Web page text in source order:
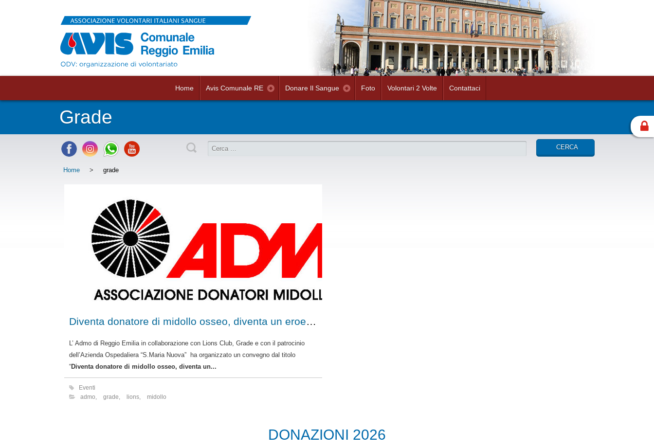
Home Avis Comunale RE Donare Il Sangue Foto Volontari 2 Volte Contattaci
Grade
Home > grade
Diventa donatore di midollo osseo, diventa un eroe sconosciuto
L’ Admo di Reggio Emilia in collaborazione con Lions Club, Grade e con il patrocinio
dell’Azienda Ospedaliera “S.Maria Nuova” ha organizzato un convegno dal titolo
“Diventa donatore di midollo osseo, diventa un...
Eventi
admo
grade lions midollo
DONAZIONI 2026